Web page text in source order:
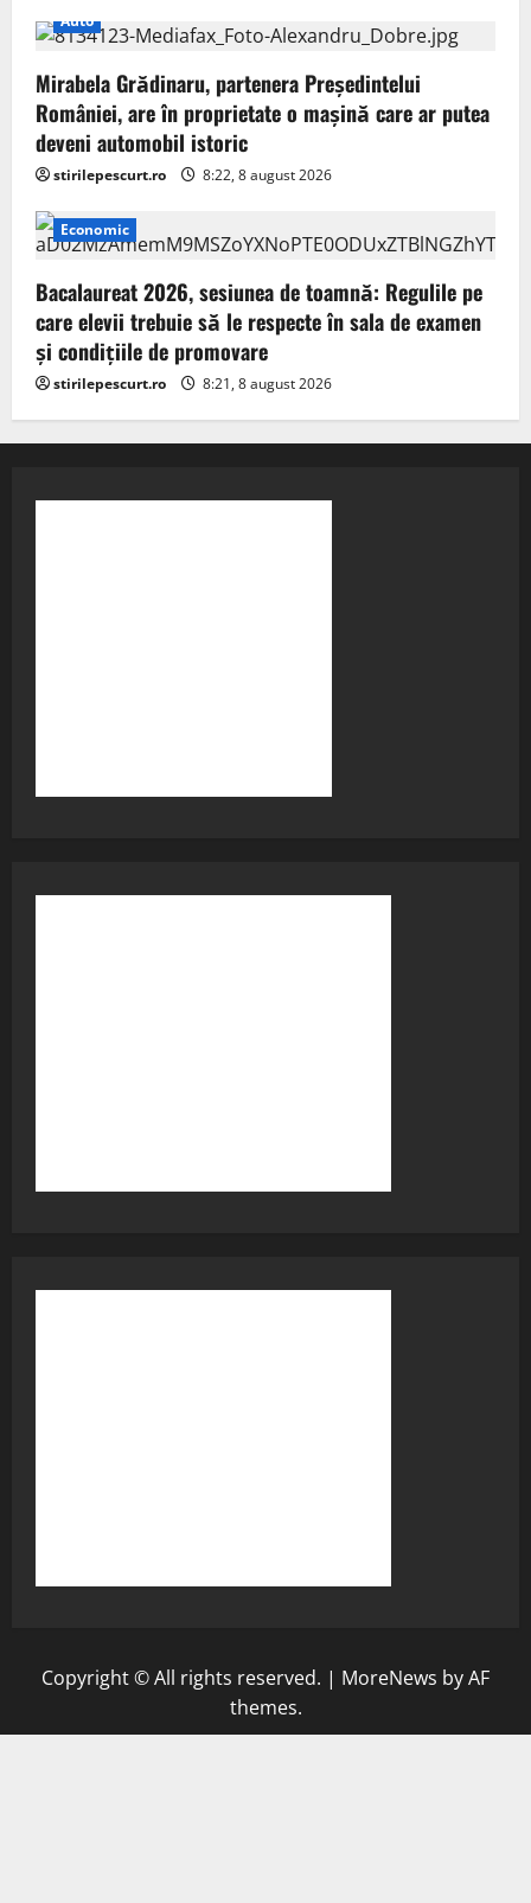
Auto
Mirabela Grădinaru, partenera Președintelui
României, are în proprietate o mașină care ar putea
deveni automobil istoric
stirilepescurt.ro 8:22, 8 august 2026
Economic
Bacalaureat 2026, sesiunea de toamnă: Regulile pe
care elevii trebuie să le respecte în sala de examen
și condițiile de promovare
stirilepescurt.ro 8:21, 8 august 2026
Copyright © All rights reserved. | MoreNews by AF
themes.